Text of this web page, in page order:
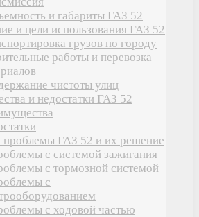
и габариты ГАЗ 52
и цели использования ГАЗ 52
грузов по городу
работы и перевозка
чистоты улиц
и недостатки ГАЗ 52
ГАЗ 52 и их решение
с системой зажигания
с тормозной системой
с
с ходовой частью